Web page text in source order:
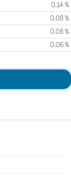
0,14 %
0,08 %
0,08 %
0,06 %